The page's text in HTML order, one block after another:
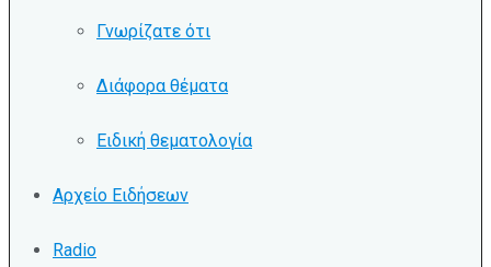
Γνωρίζατε ότι
Διάφορα θέματα
Ειδική θεματολογία
Αρχείο Ειδήσεων
Radio